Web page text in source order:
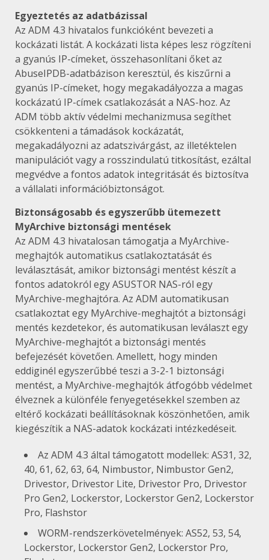
Egyeztetés az adatbázissal
Az ADM 4.3 hivatalos funkcióként bevezeti a
kockázati listát. A kockázati lista képes lesz rögzíteni
a gyanús IP-címeket, összehasonlítani őket az
AbuseIPDB-adatbázison keresztül, és kiszűrni a
gyanús IP-címeket, hogy megakadályozza a magas
kockázatú IP-címek csatlakozását a NAS-hoz. Az
ADM több aktív védelmi mechanizmusa segíthet
csökkenteni a támadások kockázatát,
megakadályozni az adatszivárgást, az illetéktelen
manipulációt vagy a rosszindulatú titkosítást, ezáltal
megvédve a fontos adatok integritását és biztosítva
a vállalati információbiztonságot.
Biztonságosabb és egyszerűbb ütemezett
MyArchive biztonsági mentések
Az ADM 4.3 hivatalosan támogatja a MyArchive-
meghajtók automatikus csatlakoztatását és
leválasztását, amikor biztonsági mentést készít a
fontos adatokról egy ASUSTOR NAS-ról egy
MyArchive-meghajtóra. Az ADM automatikusan
csatlakoztat egy MyArchive-meghajtót a biztonsági
mentés kezdetekor, és automatikusan leválaszt egy
MyArchive-meghajtót a biztonsági mentés
befejezését követően. Amellett, hogy minden
eddiginél egyszerűbbé teszi a 3-2-1 biztonsági
mentést, a MyArchive-meghajtók átfogóbb védelmet
élveznek a különféle fenyegetésekkel szemben az
eltérő kockázati beállításoknak köszönhetően, amik
kiegészítik a NAS-adatok kockázati intézkedéseit.
Az ADM 4.3 által támogatott modellek: AS31, 32,
40, 61, 62, 63, 64, Nimbustor, Nimbustor Gen2,
Drivestor, Drivestor Lite, Drivestor Pro, Drivestor
Pro Gen2, Lockerstor, Lockerstor Gen2, Lockerstor
Pro, Flashstor
WORM-rendszerkövetelmények: AS52, 53, 54,
Lockerstor, Lockerstor Gen2, Lockerstor Pro,